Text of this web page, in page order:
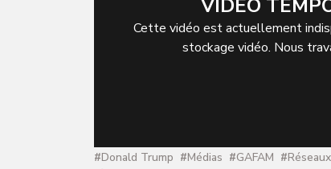
VIDÉO
Cette vidéo est actuellement
stockage vidéo. Nous
#Donald Trump #Médias #GAFAM #